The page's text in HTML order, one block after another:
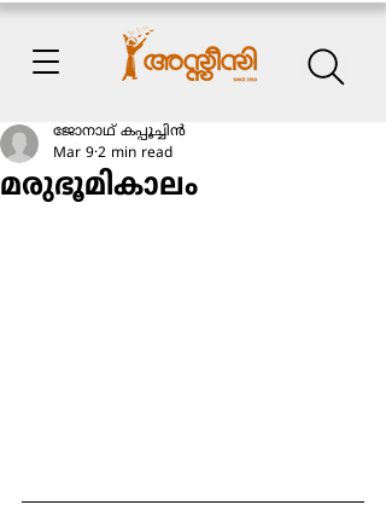
മരുഭൂമികാലം
ജോനാഥ് കപ്പൂച്ചിന്‍
Mar 9 2 min read